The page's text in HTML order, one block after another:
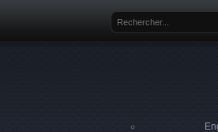
Formulaire